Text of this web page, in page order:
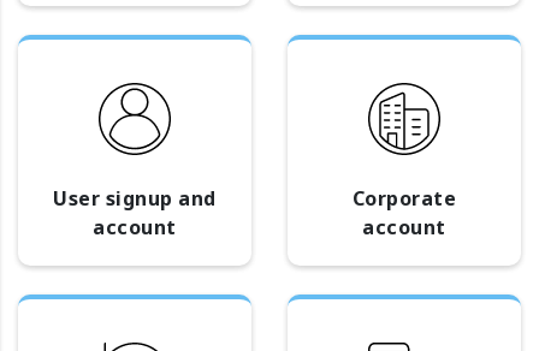
User signup and
account
Corporate
account